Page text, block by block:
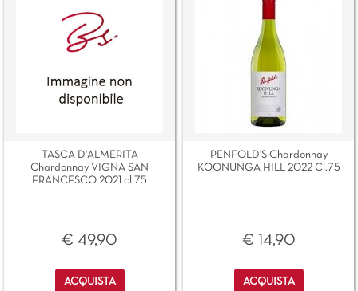
TASCA D'ALMERITA
Chardonnay VIGNA SAN
FRANCESCO 2021 cl.75
€ 49,90
Quantità
ACQUISTA
PENFOLD'S Chardonnay
KOONUNGA HILL 2022 Cl.75
€ 14,90
Quantità
ACQUISTA